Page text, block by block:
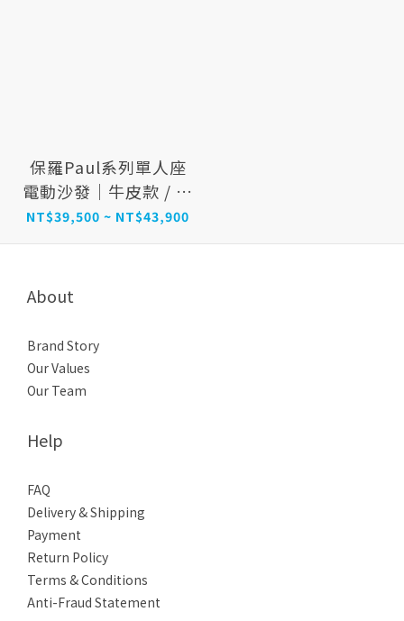
保羅Paul系列單人座
電動沙發｜牛皮款 / 寵
物友善布
NT$39,500 ~ NT$43,900
About
Brand Story
Our Values
Our Team
Help
FAQ
Delivery & Shipping
Payment
Return Policy
Terms & Conditions
Anti-Fraud Statement